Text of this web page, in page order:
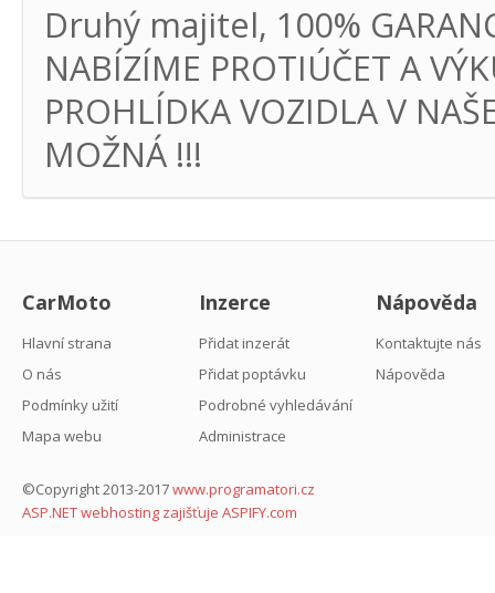
Druhý majitel, 100%
NABÍZÍME PROTIÚČET A
PROHLÍDKA VOZIDLA V
MOŽNÁ !!!
CarMoto
Hlavní strana
O nás
Podmínky užití
Mapa webu
©Copyright 2013-2017www.programatori.cz
ASP.NET webhosting zajišťuje ASPIFY.com
Inzerce
Přidat inzerát
Přidat poptávku
Podrobné vyhledávání
Administrace
Nápověda
Kontaktujte nás
Nápověda